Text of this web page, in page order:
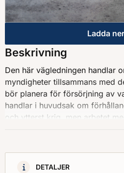
Ladda ner
Beskrivning
Den här vägledningen handlar
myndigheter tillsammans med
bör planera för försörjning av
handlar i huvudsak om
och ytterst krig, men arbetet
planering som beskrivs i
fredstid.
DETALJER